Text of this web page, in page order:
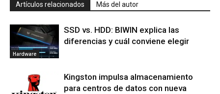
Artículos relacionados Más del autor
Hardware
SSD vs. HDD: BIWIN explica las
diferencias y cuál conviene elegir
Kingston impulsa almacenamiento
para centros de datos con nueva